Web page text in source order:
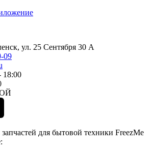
ул. 25 Сентября 30 А
09
для бытовой техники FreezMe